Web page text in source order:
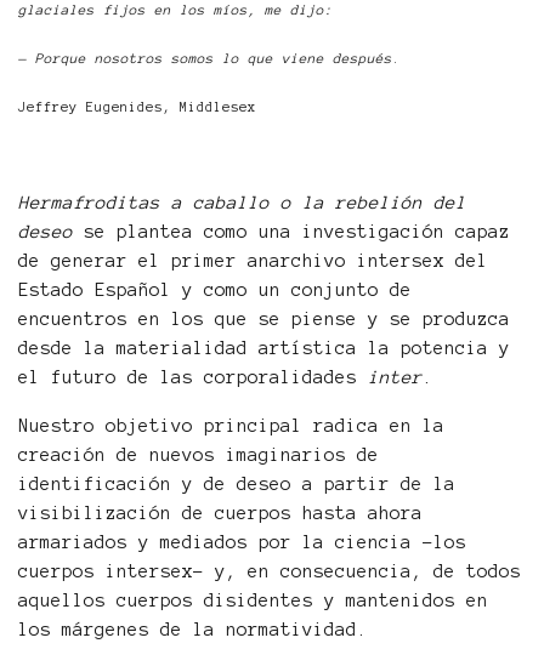
glaciales fijos en los míos, me dijo:
— Porque nosotros somos lo que viene después
Jeffrey Eugenides, Middlesex
Hermafroditas a caballo o la rebelión del
deseo se plantea como una investigación capaz
de generar el primer anarchivo intersex del
Estado Español y como un conjunto de
encuentros en los que se piense y se produzca
desde la materialidad artística la potencia y
el futuro de las corporalidades
inter
Nuestro objetivo principal radica en la
creación de nuevos imaginarios de
identificación y de deseo a partir de la
visibilización de cuerpos hasta ahora
armariados y mediados por la ciencia -los
cuerpos intersex- y, en consecuencia, de todos
aquellos cuerpos disidentes y mantenidos en
los márgenes de la normatividad.